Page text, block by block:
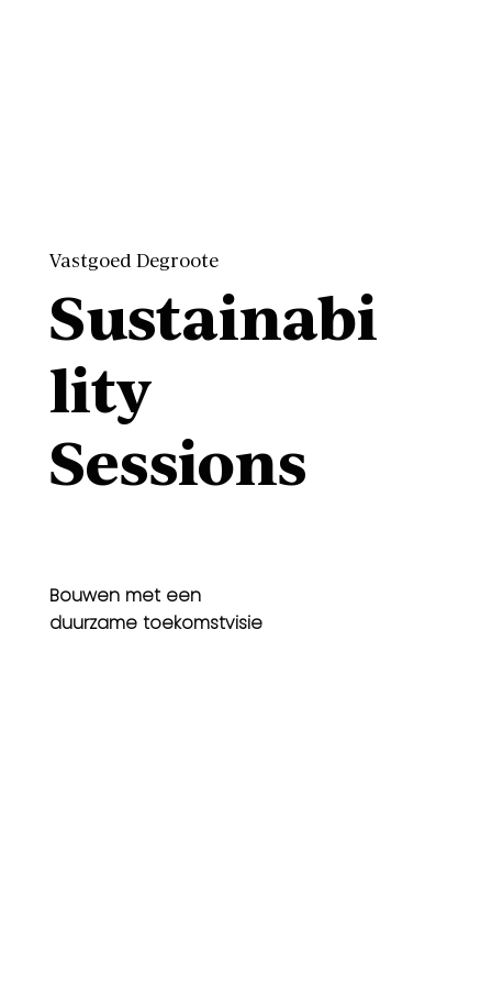
Bouwen met een
duurzame toekomstvisie
Vastgoed Degroote
Sustainabi
lity
Sessions